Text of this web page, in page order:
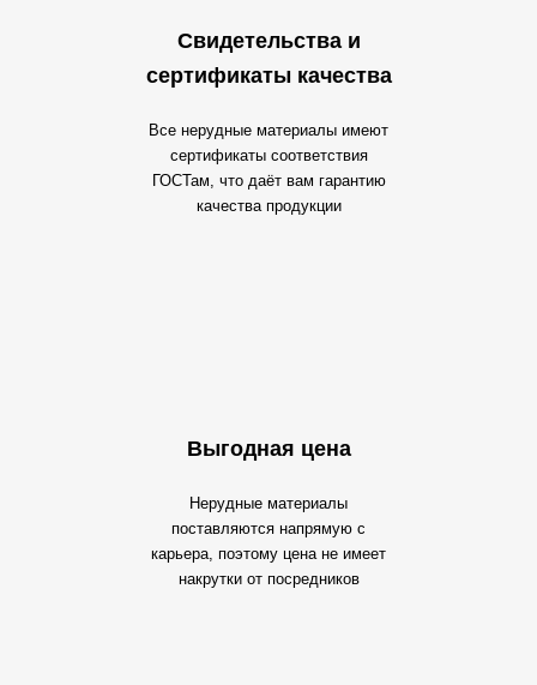
Свидетельства и
сертификаты качества
Все нерудные материалы имеют
сертификаты соответствия
ГОСТам, что даёт вам гарантию
качества продукции
Выгодная цена
Нерудные материалы
поставляются напрямую с
карьера, поэтому цена не имеет
накрутки от посредников